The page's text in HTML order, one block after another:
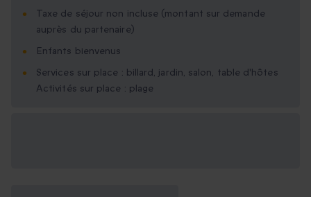
Taxe de séjour non incluse (montant sur demande
auprès du partenaire)
Enfants bienvenus
Services sur place : billard, jardin, salon, table d'hôtes
Activités sur place : plage